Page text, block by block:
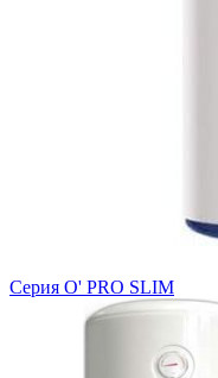
Серия O' PRO SLIM